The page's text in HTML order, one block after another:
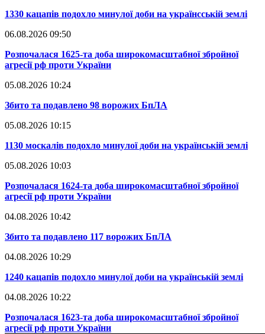
​1330 кацапів подохло минулої доби на українсській землі
06.08.2026 09:50
​Розпочалася 1625-та доба широкомасштабної збройної
агресії рф проти України
05.08.2026 10:24
​Збито та подавлено 98 ворожих БпЛА
05.08.2026 10:15
​1130 москалів подохло минулої доби на українській землі
05.08.2026 10:03
​Розпочалася 1624-та доба широкомасштабної збройної
агресії рф проти України
04.08.2026 10:42
​Збито та подавлено 117 ворожих БпЛА
04.08.2026 10:29
​1240 кацапів подохло минулої доби на українській землі
04.08.2026 10:22
​Розпочалася 1623-та доба широкомасштабної збройної
агресії рф проти України